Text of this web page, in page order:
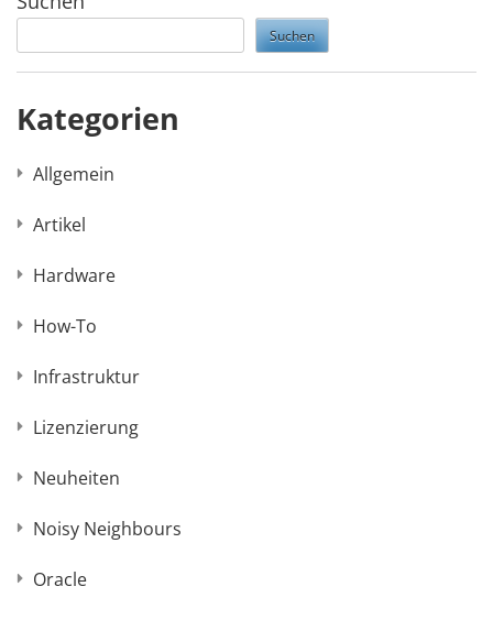
Suchen
Kategorien
Allgemein
Artikel
Hardware
How-To
Infrastruktur
Lizenzierung
Neuheiten
Noisy Neighbours
Oracle